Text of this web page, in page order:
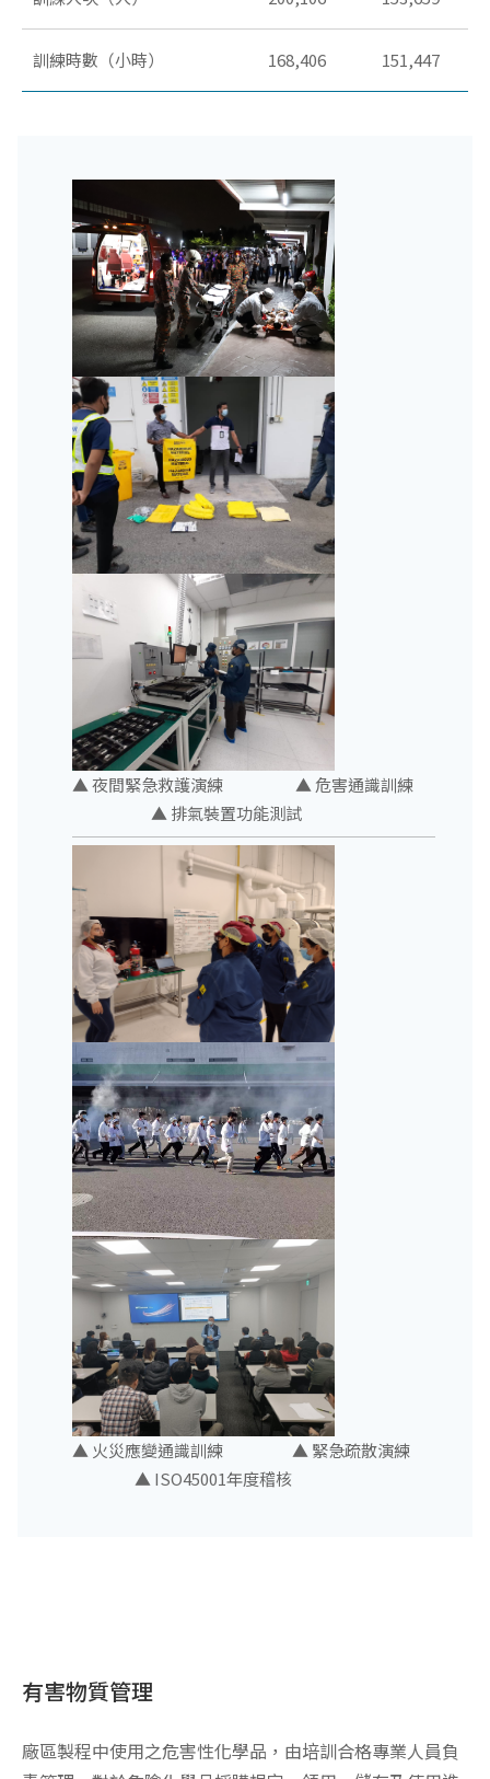
訓練時數（小時） 168,406 151,447
▲ 夜間緊急救護演練 ▲ 危害通識訓練
▲ 排氣裝置功能測試
▲ 火災應變通識訓練 ▲ 緊急疏散演練
▲ ISO45001年度稽核
有害物質管理
廠區製程中使用之危害性化學品，由培訓合格專業人員負